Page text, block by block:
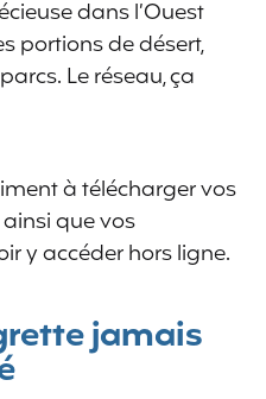
dans l’Ouest
portions de désert,
Le réseau, ça
à télécharger vos
que vos
y accéder hors ligne.
jamais